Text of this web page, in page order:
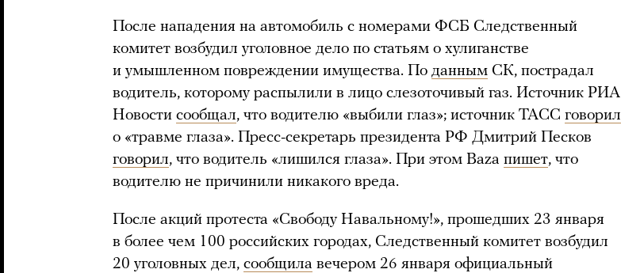
После нападения на автомобиль с номерами ФСБ Следственный
комитет возбудил уголовное дело по статьям о хулиганстве
и умышленном повреждении имущества. По данным СК, пострадал
водитель, которому распылили в лицо слезоточивый газ. Источник РИА
Новости сообщал, что водителю «выбили глаз»; источник ТАСС говорил
о «травме глаза». Пресс-секретарь президента РФ Дмитрий Песков
говорил, что водитель «лишился глаза». При этом Baza пишет, что
водителю не причинили никакого вреда.
После акций протеста «Свободу Навальному!», прошедших 23 января
в более чем 100 российских городах, Следственный комитет возбудил
20 уголовных дел, сообщила вечером 26 января официальный